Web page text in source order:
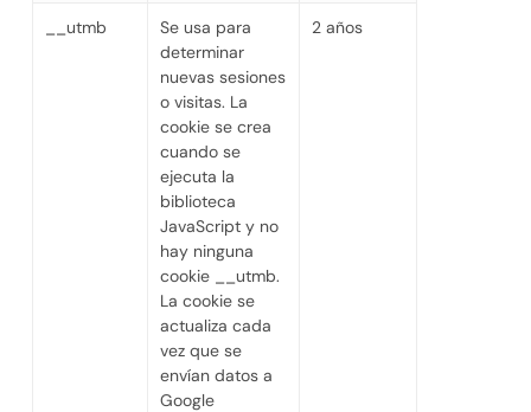
__utmb
Se usa para
determinar
nuevas sesiones
o visitas. La
cookie se crea
cuando se
ejecuta la
biblioteca
JavaScript y no
hay ninguna
cookie __utmb.
La cookie se
actualiza cada
vez que se
envían datos a
Google
2 años